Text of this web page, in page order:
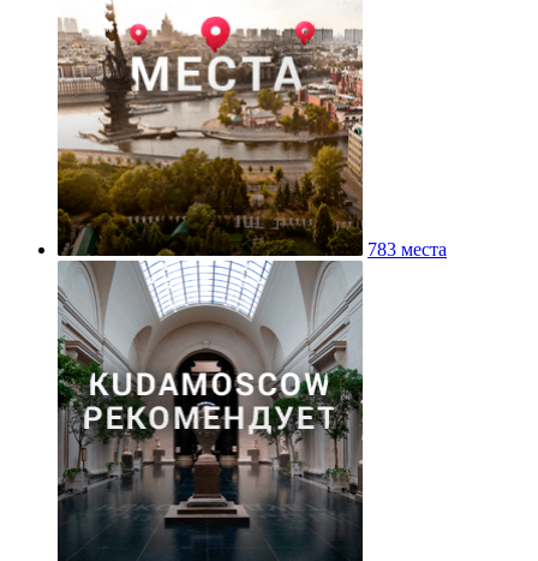
783 места